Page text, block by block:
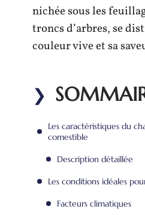
nichée sous les
troncs d’arbres, se
couleur vive et sa
Les caractéristiques du
comestible
Description détaillée
Les conditions idéales
Facteurs climatiques